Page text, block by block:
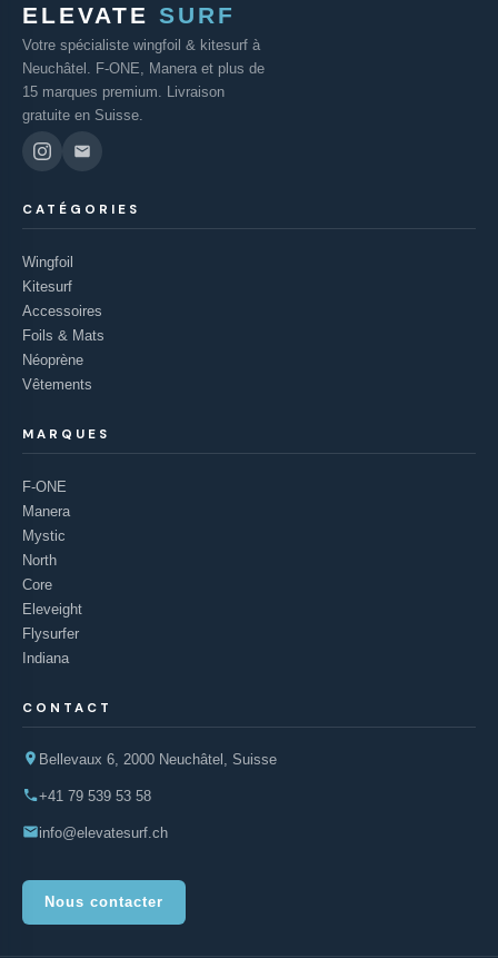
ELEVATE SURF
Votre spécialiste wingfoil & kitesurf à
Neuchâtel. F-ONE, Manera et plus de
15 marques premium. Livraison
gratuite en Suisse.
CATÉGORIES
Wingfoil
Kitesurf
Accessoires
Foils & Mats
Néoprène
Vêtements
MARQUES
F-ONE
Manera
Mystic
North
Core
Eleveight
Flysurfer
Indiana
CONTACT
Bellevaux 6, 2000 Neuchâtel, Suisse
+41 79 539 53 58
info@elevatesurf.ch
Nous contacter